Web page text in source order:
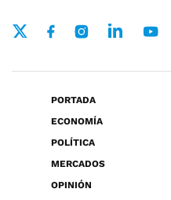
PORTADA
ECONOMÍA
POLÍTICA
MERCADOS
OPINIÓN